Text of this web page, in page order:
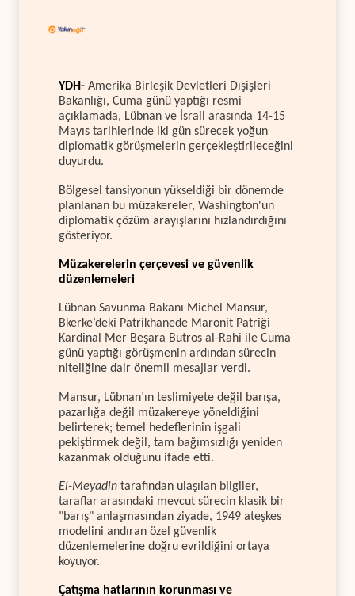
YDH- Amerika Birleşik Devletleri Dışişleri
Bakanlığı, Cuma günü yaptığı resmi
açıklamada, Lübnan ve İsrail arasında 14-15
Mayıs tarihlerinde iki gün sürecek yoğun
diplomatik görüşmelerin gerçekleştirileceğini
duyurdu.
Bölgesel tansiyonun yükseldiği bir dönemde
planlanan bu müzakereler, Washington'un
diplomatik çözüm arayışlarını hızlandırdığını
gösteriyor.
Müzakerelerin çerçevesi ve güvenlik
düzenlemeleri
Lübnan Savunma Bakanı Michel Mansur,
Bkerke’deki Patrikhanede Maronit Patriği
Kardinal Mer Beşara Butros al-Rahi ile Cuma
günü yaptığı görüşmenin ardından sürecin
niteliğine dair önemli mesajlar verdi.
Mansur, Lübnan’ın teslimiyete değil barışa,
pazarlığa değil müzakereye yöneldiğini
belirterek; temel hedeflerinin işgali
pekiştirmek değil, tam bağımsızlığı yeniden
kazanmak olduğunu ifade etti.
El-Meyadin tarafından ulaşılan bilgiler,
taraflar arasındaki mevcut sürecin klasik bir
"barış" anlaşmasından ziyade, 1949 ateşkes
modelini andıran özel güvenlik
düzenlemelerine doğru evrildiğini ortaya
koyuyor.
Çatışma hatlarının korunması ve